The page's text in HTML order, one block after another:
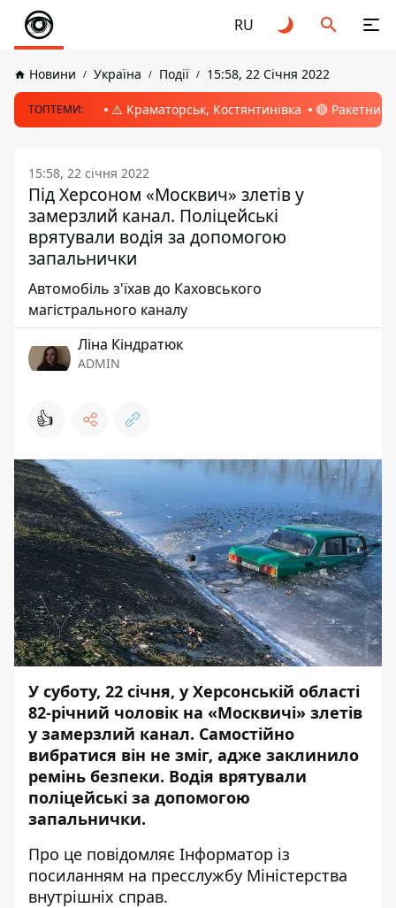
RU
Новини Україна Події 15:58, 22 Січня 2022
ТОПТЕМИ: ⚠️ Краматорськ, Костянтинівка 🔴 Ракетний
15:58, 22 січня 2022
Під Херсоном «Москвич» злетів у
замерзлий канал. Поліцейські
врятували водія за допомогою
запальнички
Автомобіль з'їхав до Каховського
магістрального каналу
Ліна Кіндратюк
ADMIN
👍
У суботу, 22 січня, у Херсонській області
82-річний чоловік на «Москвичі» злетів
у замерзлий канал. Самостійно
вибратися він не зміг, адже заклинило
ремінь безпеки. Водія врятували
поліцейські за допомогою
запальнички.
Про це повідомляє Інформатор із
посиланням на пресслужбу Міністерства
внутрішніх справ.